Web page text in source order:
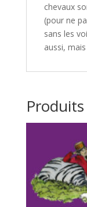
chevaux
(pour ne
sans les
aussi,